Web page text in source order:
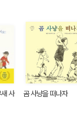
사
곰 사냥을 떠나자